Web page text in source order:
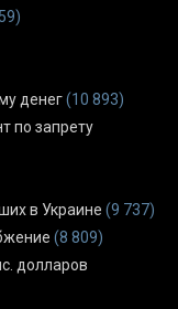
денег(10 893)
по запрету
в Украине (9 737)
(8 809)
долларов